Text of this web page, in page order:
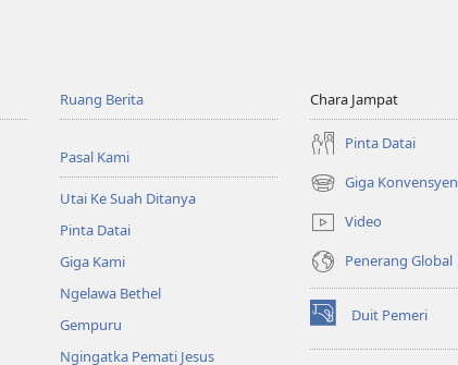
Ruang Berita
Pasal Kami
Utai Ke Suah Ditanya
Pinta Datai
Giga Kami
Ngelawa Bethel
Gempuru
Ngingatka Pemati Jesus
Chara Jampat
Pinta Datai
Giga Konvensyen
(opens
new
window)
Video
Penerang Global
Duit Pemeri
(opens
new